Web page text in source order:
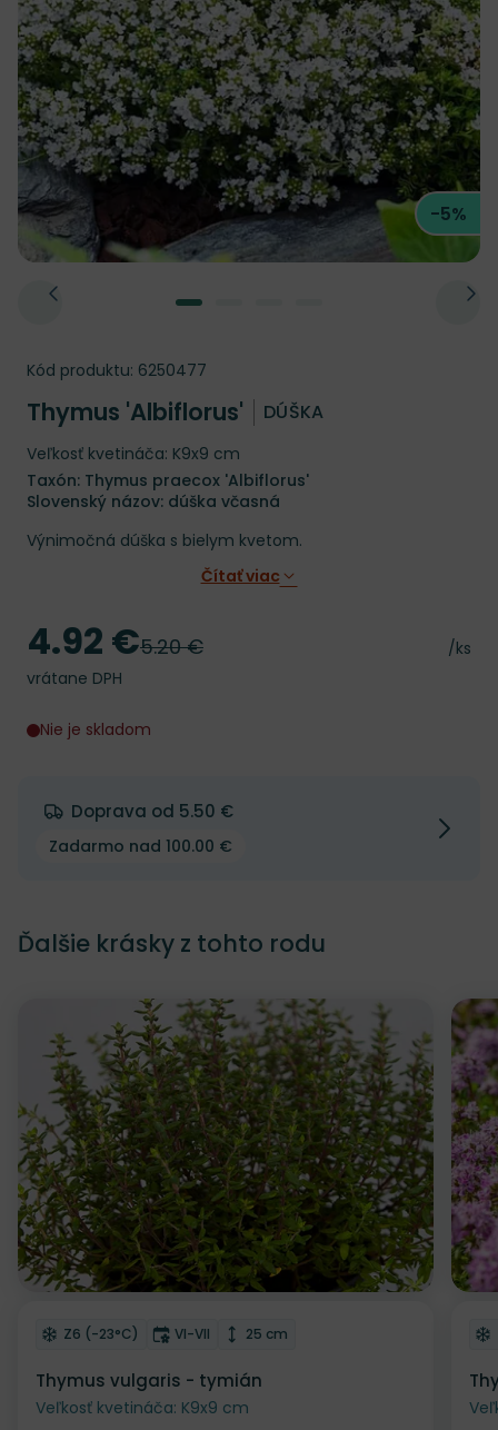
-5%
Kód produktu: 6250477
Thymus 'Albiflorus' DÚŠKA
Veľkosť kvetináča: K9x9 cm
Taxón: Thymus praecox 'Albiflorus'
Slovenský názov: dúška včasná
Výnimočná dúška s bielym kvetom.
Čítať viac
Pôvodná cena
5.20 € Cena
/ks
Cena
4.92 €
vrátane DPH
Nie je skladom
Doprava od 5.50 €
Zadarmo nad 100.00 €
Ďalšie krásky z tohto rodu
Odober do zoznamu želaní
Mrazuvzdornosť
Z6 (-23°C) Doba kvitnutia
VI-VII Výška rastliny
25 cm
Thymus vulgaris - tymián
Veľkosť kvetináča: K9x9 cm